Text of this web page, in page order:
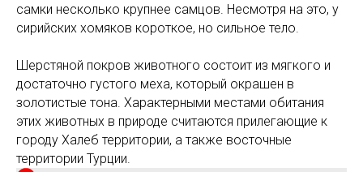
самки несколько крупнее самцов. Несмотря на это, у
сирийских хомяков короткое, но сильное тело.
Шерстяной покров животного состоит из мягкого и
достаточно густого меха, который окрашен в
золотистые тона. Характерными местами обитания
этих животных в природе считаются прилегающие к
городу Халеб территории, а также восточные
территории Турции.